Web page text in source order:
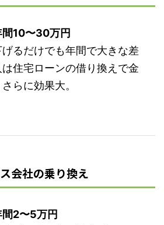
10〜30万円
るだけでも年間で大きな差
住宅ローンの借り換えで金
らに効果大。
会社の乗り換え
2〜5万円